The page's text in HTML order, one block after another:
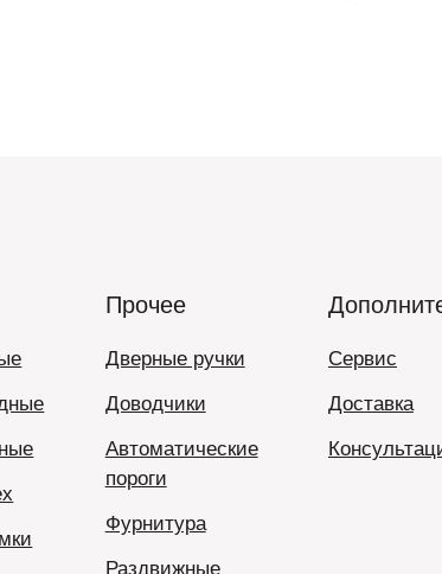
Прочее
Дверные ручки
Доводчики
Автоматические
пороги
Фурнитура
Раздвижные
Сервис
Доставка